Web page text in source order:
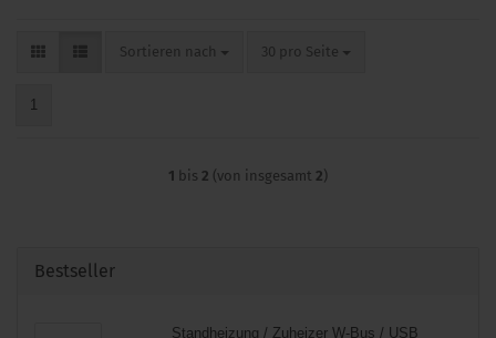
Sortieren nach
Sortieren nach 30 pro Seite
pro Seite
1
1 bis 2 (von insgesamt 2)
Bestseller
Standheizung / Zuheizer W-Bus / USB